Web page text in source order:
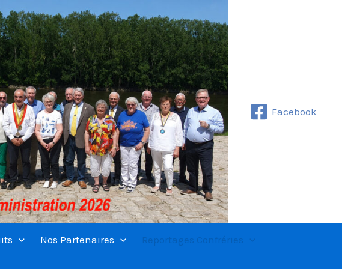
Facebook
Nos Partenaires Reportages Confréries